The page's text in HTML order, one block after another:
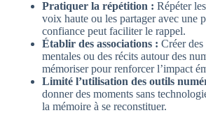
Pratiquer la répétition : Répéter
voix haute ou les partager avec une
confiance peut faciliter le rappel.
Établir des associations : Créer des
mentales ou des récits autour des
mémoriser pour renforcer l’impact
Limité l’utilisation des outils
donner des moments sans
la mémoire à se reconstituer.